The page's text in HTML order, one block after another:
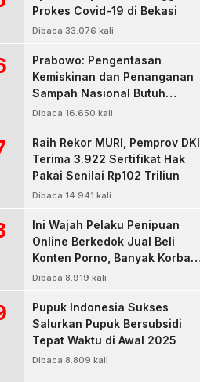
Prokes Covid-19 di Bekasi
Dibaca 33.076 kali
Prabowo: Pengentasan
Kemiskinan dan Penanganan
Sampah Nasional Butuh
Persatuan dan Kepemimpinan
Dibaca 16.650 kali
Raih Rekor MURI, Pemprov DKI
Terima 3.922 Sertifikat Hak
Pakai Senilai Rp102 Triliun
Dibaca 14.941 kali
Ini Wajah Pelaku Penipuan
Online Berkedok Jual Beli
Konten Porno, Banyak Korban
Rugi Jutaan Rupiah
Dibaca 8.919 kali
Pupuk Indonesia Sukses
Salurkan Pupuk Bersubsidi
Tepat Waktu di Awal 2025
Dibaca 8.809 kali